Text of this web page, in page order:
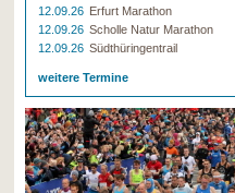
12.09.26 Erfurt Marathon
12.09.26 Scholle Natur Marathon
12.09.26 Südthüringentrail
weitere Termine